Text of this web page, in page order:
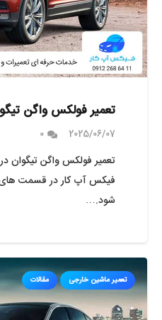
تعمیر فولکس واگن
2025/06/07
0
تعمیر فولکس واگن تیگوان
فیکس آپ کار در قسمت های
شود.…
تعمیر ماشین خارجی مقالات